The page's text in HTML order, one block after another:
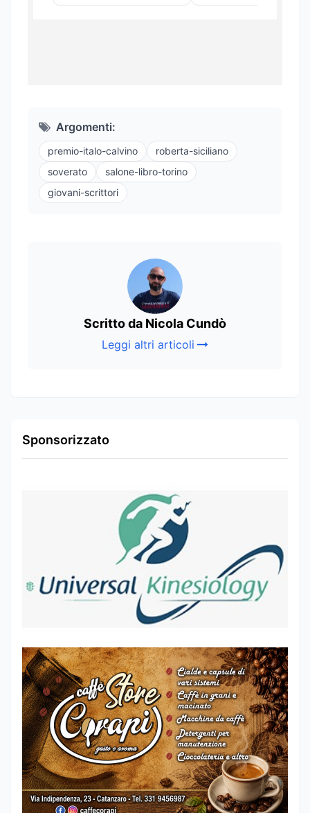
Argomenti:
premio-italo-calvino
roberta-siciliano
soverato
salone-libro-torino
giovani-scrittori
Scritto da Nicola Cundò
Leggi altri articoli
Sponsorizzato